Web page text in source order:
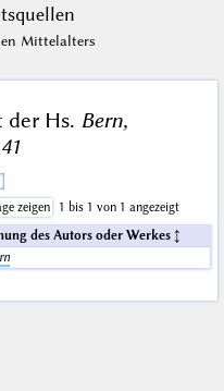
Mittelalters
Hs. Bern,
zeigen
1 bis 1 von 1 angezeigt
des Autors oder Werkes